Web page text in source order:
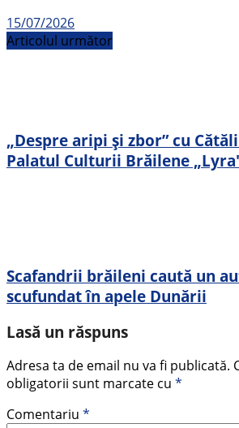
15/07/2026
Articolul următor
„Despre aripi și zbor” cu
Palatul Culturii Brăilene
Scafandrii brăileni caută un
scufundat în apele Dunării
Lasă un răspuns
Adresa ta de email nu va fi publicată.
obligatorii sunt marcate cu *
Comentariu *